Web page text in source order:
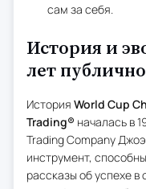
сам за себя.
История и
лет
История World Cup
Trading® началась в
Trading Company
инструмент,
рассказы об успехе